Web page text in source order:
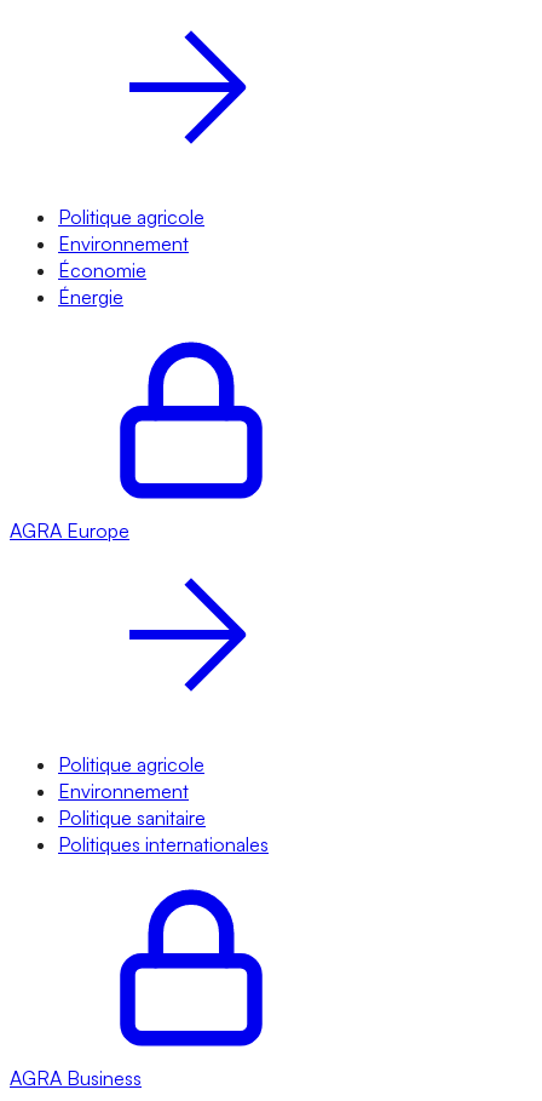
Politique agricole
Environnement
Économie
Énergie
AGRA Europe
Politique agricole
Environnement
Politique sanitaire
Politiques internationales
AGRA Business